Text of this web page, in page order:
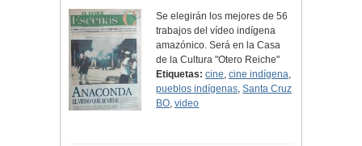
Se elegirán los mejores de 56
trabajos del vídeo indígena
amazónico. Será en la Casa
de la Cultura "Otero Reiche"
Etiquetas: cine,cine indígena,
pueblos indígenas,Santa Cruz
BO,video